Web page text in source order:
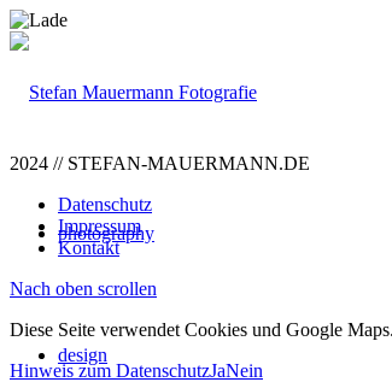
photography
design
2024 // STEFAN-MAUERMANN.DE
Datenschutz
Impressum
Kontakt
Nach oben scrollen
Diese Seite verwendet Cookies und Google
Hinweis zum DatenschutzJaNein